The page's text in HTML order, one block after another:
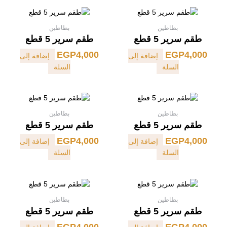
بطاطين
طقم سرير 5 قطع
EGP4,000
إضافة إلى
السلة
بطاطين
طقم سرير 5 قطع
EGP4,000
إضافة إلى
السلة
بطاطين
طقم سرير 5 قطع
EGP4,000
إضافة إلى
السلة
بطاطين
طقم سرير 5 قطع
EGP4,000
إضافة إلى
السلة
بطاطين
طقم سرير 5 قطع
بطاطين
طقم سرير 5 قطع